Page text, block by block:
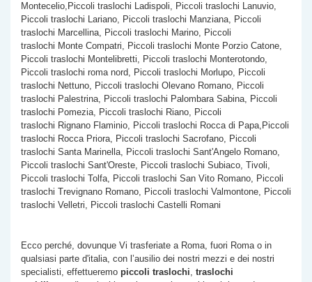
Montecelio,Piccoli traslochi Ladispoli, Piccoli traslochi Lanuvio,
Piccoli traslochi Lariano, Piccoli traslochi Manziana, Piccoli
traslochi Marcellina, Piccoli traslochi Marino, Piccoli
traslochi Monte Compatri, Piccoli traslochi Monte Porzio Catone,
Piccoli traslochi Montelibretti, Piccoli traslochi Monterotondo,
Piccoli traslochi roma nord, Piccoli traslochi Morlupo, Piccoli
traslochi Nettuno, Piccoli traslochi Olevano Romano, Piccoli
traslochi Palestrina, Piccoli traslochi Palombara Sabina, Piccoli
traslochi Pomezia, Piccoli traslochi Riano, Piccoli
traslochi Rignano Flaminio, Piccoli traslochi Rocca di Papa,Piccoli
traslochi Rocca Priora, Piccoli traslochi Sacrofano, Piccoli
traslochi Santa Marinella, Piccoli traslochi Sant'Angelo Romano,
Piccoli traslochi Sant'Oreste, Piccoli traslochi Subiaco, Tivoli,
Piccoli traslochi Tolfa, Piccoli traslochi San Vito Romano, Piccoli
traslochi Trevignano Romano, Piccoli traslochi Valmontone, Piccoli
traslochi Velletri, Piccoli traslochi Castelli Romani
Ecco perché, dovunque Vi trasferiate a Roma, fuori Roma o in
qualsiasi parte d'italia, con l’ausilio dei nostri mezzi e dei nostri
specialisti, effettueremo piccoli traslochi, traslochi